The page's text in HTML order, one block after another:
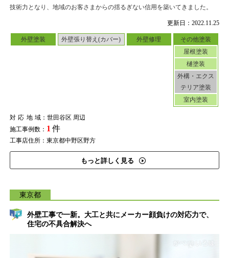
更新日：2022.11.25
外壁塗装 外壁張り替え(カバー) 外壁修理
その他塗装
屋根塗装
樋塗装
外構・エクス
テリア塗装
室内塗装
対応地域：世田谷区 周辺
施工事例数： 1 件
工事店住所：東京都中野区野方
もっと詳しく見る
技術力となり、地域のお客さまからの揺るぎない信用を築いてきました。
東京都
外壁工事で一新。大工と共にメーカー顔負けの対応力で、
住宅の不具合解決へ